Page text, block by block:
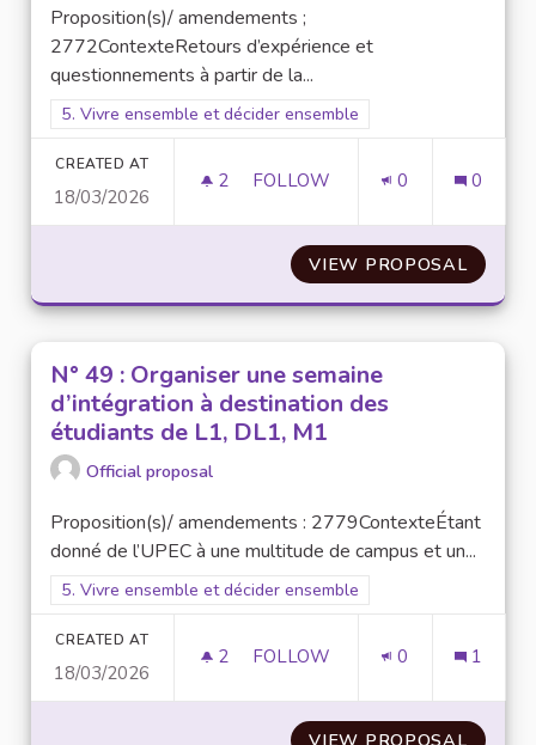
Proposition(s)/ amendements ;
2772ContexteRetours d’expérience et
questionnements à partir de la...
Filter results for scope: 5. Vivre ensemble et décider
5. Vivre ensemble et décider ensemble
CREATED AT
18/03/2026
2 2 FOLLOWERS
FOLLOW 0 0
VIEW PROPOSALN° 48 :
N° 49 : Organiser une semaine
d’intégration à destination des
étudiants de L1, DL1, M1
Official proposal
Proposition(s)/ amendements : 2779ContexteÉtant
donné de l’UPEC à une multitude de campus et un...
Filter results for scope: 5. Vivre ensemble et décider
5. Vivre ensemble et décider ensemble
CREATED AT
18/03/2026
2 2 FOLLOWERS
FOLLOW 0 1
VIEW PROPOSALN° 49 :